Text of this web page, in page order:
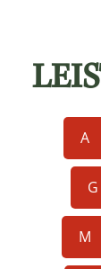
A
G
M